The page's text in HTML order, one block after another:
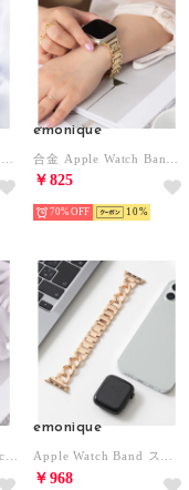
emonique
￥825
70% 10
シリコン製 Apple Watch Band マーブル柄 スマートウォッチバンド【38/40/41/42/44/45/49mm対応】 （ネイビー）
emonique
Apple Watch Band スマートウォッチバンド 合金【38/40/41/42/44/45/49mm対応】 （ピンクゴールド）
￥968